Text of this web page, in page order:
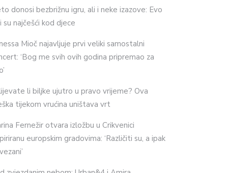
donosi bezbrižnu igru, ali i neke izazove: Evo
su najčešći kod djece
Mioč najavljuje prvi veliki samostalni
‘Bog me svih ovih godina pripremao za
li biljke ujutro u pravo vrijeme? Ova
tijekom vrućina uništava vrt
Fernežir otvara izložbu u Crikvenici
europskim gradovima: ‘Različiti su, a ipak